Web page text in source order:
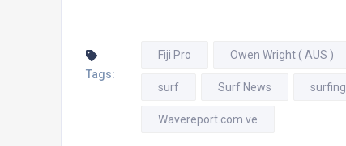
Tags:
Fiji Pro Owen Wright ( AUS )
surf Surf News surfing
Wavereport.com.ve